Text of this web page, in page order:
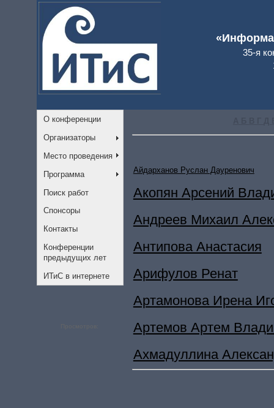
35-я
О конференции
Организаторы
Место проведения
Программа
Поиск работ
Спонсоры
Контакты
Конференции
предыдущих лет
ИТиС в интернете
Айдарханов Руслан Дауренович
Акопян Арсений
Андреев Михаил
Антипова Анастасия
Арифулов Ренат
Артамонова Ирена
Артемов Артем
Ахмадуллина